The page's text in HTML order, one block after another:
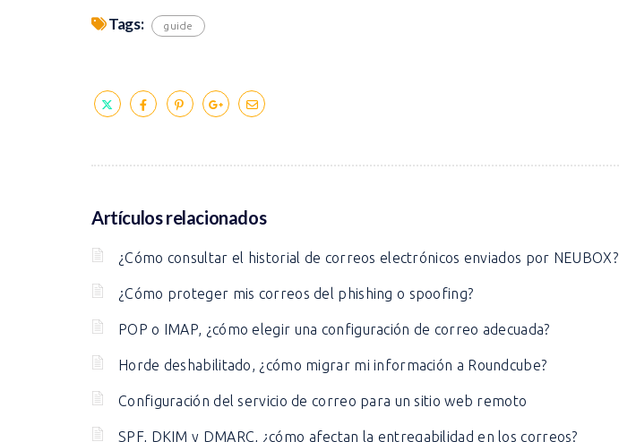
Tags: guide
Artículos relacionados
¿Cómo consultar el historial de correos electrónicos enviados por NEUBOX?
¿Cómo proteger mis correos del phishing o spoofing?
POP o IMAP, ¿cómo elegir una configuración de correo adecuada?
Horde deshabilitado, ¿cómo migrar mi información a Roundcube?
Configuración del servicio de correo para un sitio web remoto
SPF, DKIM y DMARC, ¿cómo afectan la entregabilidad en los correos?